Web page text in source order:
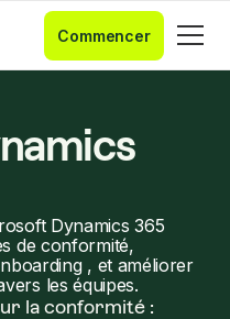
Commencer
Dynamics 365
de conformité,
, et améliorer
les équipes.
la conformité :